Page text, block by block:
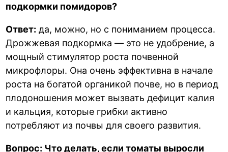
подкормки помидоров?
Ответ: да, можно, но с пониманием процесса.
Дрожжевая подкормка — это не удобрение, а
мощный стимулятор роста почвенной
микрофлоры. Она очень эффективна в начале
роста на богатой органикой почве, но в период
плодоношения может вызвать дефицит калия
и кальция, которые грибки активно
потребляют из почвы для своего развития.
Вопрос: Что делать, если томаты выросли